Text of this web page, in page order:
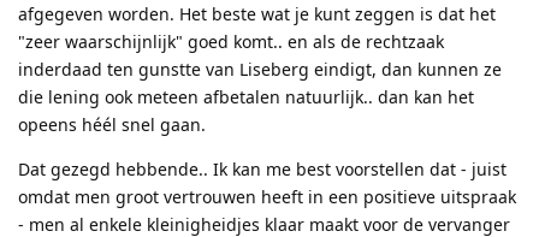
afgegeven worden. Het beste wat je kunt zeggen is dat het
"zeer waarschijnlijk" goed komt.. en als de rechtzaak
inderdaad ten gunstte van Liseberg eindigt, dan kunnen ze
die lening ook meteen afbetalen natuurlijk.. dan kan het
opeens héél snel gaan.
Dat gezegd hebbende.. Ik kan me best voorstellen dat - juist
omdat men groot vertrouwen heeft in een positieve uitspraak
- men al enkele kleinigheidjes klaar maakt voor de vervanger